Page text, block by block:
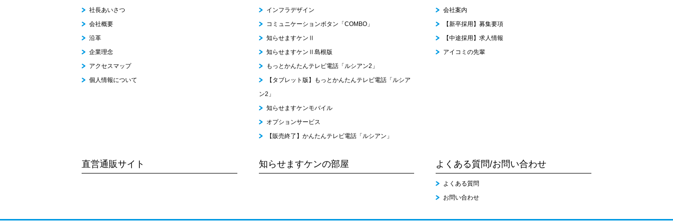
社長あいさつ
会社概要
沿革
企業理念
アクセスマップ
個人情報について
インフラデザイン
コミュニケーションボタン「COMBO」
知らせますケンⅡ
知らせますケンⅡ島根版
もっとかんたんテレビ電話「ルシアン2」
【タブレット版】もっとかんたんテレビ電話「ルシア
ン2」
知らせますケンモバイル
オプションサービス
【販売終了】かんたんテレビ電話「ルシアン」
会社案内
【新卒採用】募集要項
【中途採用】求人情報
アイコミの先輩
直営通販サイト 知らせますケンの部屋 よくある質問/お問い合わせ
よくある質問
お問い合わせ